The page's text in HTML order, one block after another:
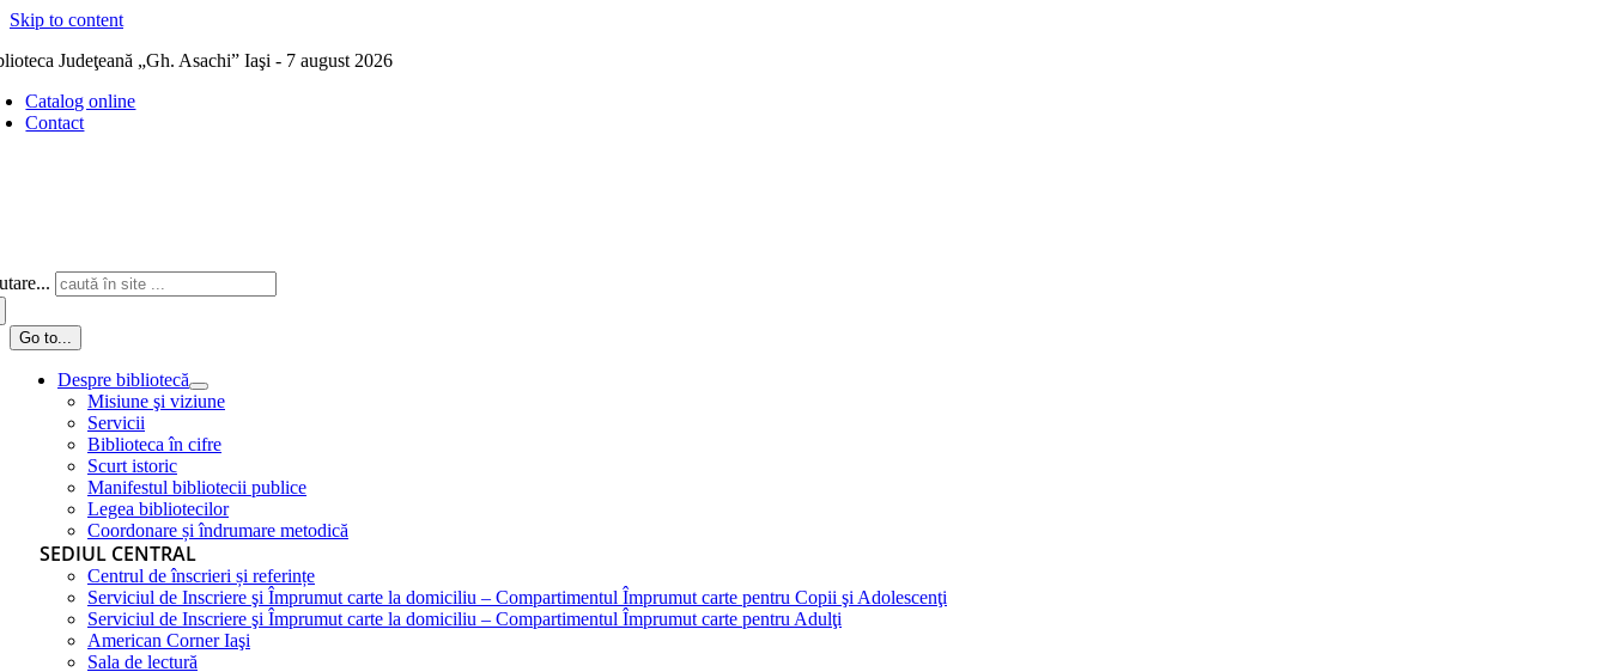
Skip to content
Judeţeană „Gh. Asachi” Iaşi - 7 august 2026
Catalog online
Contact
Go to...
Despre bibliotecă
Misiune şi viziune
Servicii
Biblioteca în cifre
Scurt istoric
Manifestul bibliotecii publice
Legea bibliotecilor
Coordonare și îndrumare metodică
SEDIUL CENTRAL
Centrul de înscrieri și referințe
Serviciul de Inscriere şi Împrumut carte la domiciliu – Compartimentul Împrumut carte pentru Copii şi Adolescenţi
Serviciul de Inscriere şi Împrumut carte la domiciliu – Compartimentul Împrumut carte pentru Adulţi
American Corner Iaşi
Sala de lectură